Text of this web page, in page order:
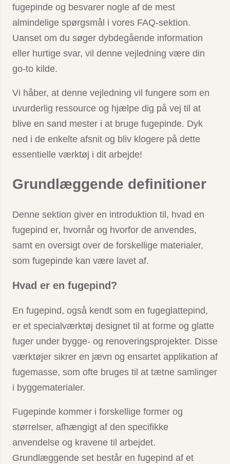
fugepinde og besvarer nogle af de mest
almindelige spørgsmål i vores FAQ-sektion.
Uanset om du søger dybdegående information
eller hurtige svar, vil denne vejledning være din
go-to kilde.
Vi håber, at denne vejledning vil fungere som en
uvurderlig ressource og hjælpe dig på vej til at
blive en sand mester i at bruge fugepinde. Dyk
ned i de enkelte afsnit og bliv klogere på dette
essentielle værktøj i dit arbejde!
Grundlæggende definitioner
Denne sektion giver en introduktion til, hvad en
fugepind er, hvornår og hvorfor de anvendes,
samt en oversigt over de forskellige materialer,
som fugepinde kan være lavet af.
Hvad er en fugepind?
En fugepind, også kendt som en fugeglattepind,
er et specialværktøj designet til at forme og glatte
fuger under bygge- og renoveringsprojekter. Disse
værktøjer sikrer en jævn og ensartet applikation af
fugemasse, som ofte bruges til at tætne samlinger
i byggematerialer.
Fugepinde kommer i forskellige former og
størrelser, afhængigt af den specifikke
anvendelse og kravene til arbejdet.
Grundlæggende set består en fugepind af et